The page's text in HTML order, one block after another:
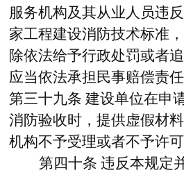
服务机构及其从业人员违
家工程建设消防技术标准
除依法给予行政处罚或者
应当依法承担民事赔偿责任
第三十九条 建设单位在申
消防验收时，提供虚假材
机构不予受理或者不予许可
第四十条 违反本规定